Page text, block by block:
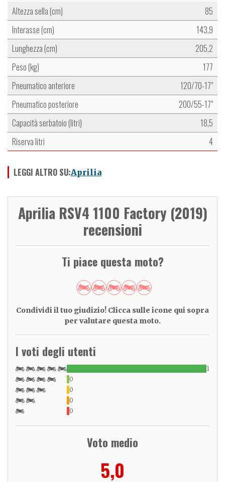
Altezza sella (cm)
85
Interasse (cm)
143,9
Lunghezza (cm)
205,2
Peso (kg)
177
Pneumatico anteriore
120/70-17"
Pneumatico posteriore
200/55-17"
Capacità serbatoio (litri)
18,5
Riserva litri
4
LEGGI ALTRO SU:Aprilia
Aprilia RSV4 1100 Factory (2019)
recensioni
Ti piace questa moto?
Condividi il tuo giudizio! Clicca sulle icone qui sopra
per valutare questa moto.
I voti degli utenti
1
0
0
0
0
Voto medio
5,0